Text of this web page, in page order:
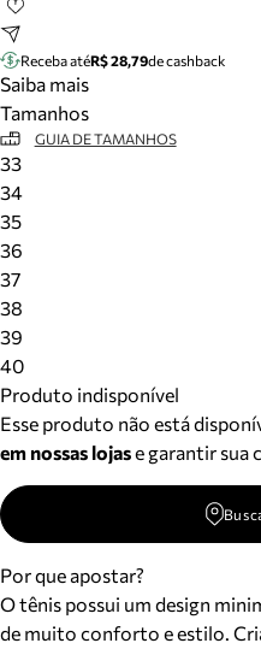
Tire dúvidas sobre
Meus pedidos
Acompanhe seus
Receba atéR$ 28,79de cashback
Saiba mais
Tamanhos
GUIA DE TAMANHOS
33
34
35
36
37
38
39
40
Produto indisponível
Esse produto não está
em nossas lojase garantir sua
Por que apostar?
O tênis possui um design
de muito conforto e estilo.